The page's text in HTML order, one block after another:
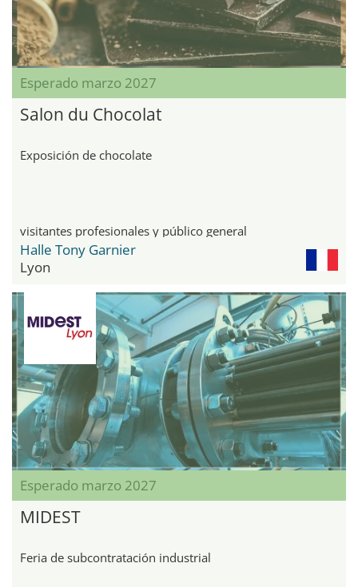
Esperado marzo 2027
Salon du Chocolat
Exposición de chocolate
visitantes profesionales y público general
Halle Tony Garnier
Lyon
Esperado marzo 2027
MIDEST
Feria de subcontratación industrial